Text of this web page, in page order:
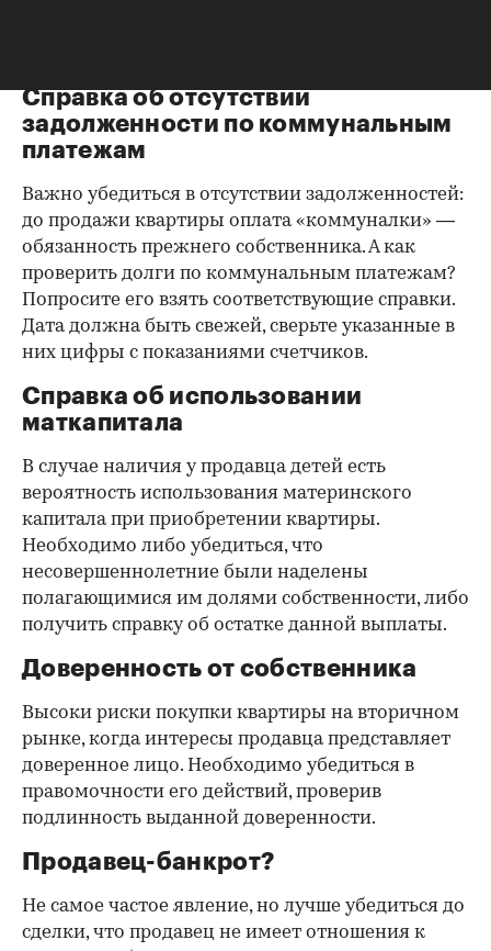
Справка об отсутствии
задолженности по коммунальным
платежам
Важно убедиться в отсутствии задолженностей:
до продажи квартиры оплата «коммуналки» —
обязанность прежнего собственника. А как
проверить долги по коммунальным платежам?
Попросите его взять соответствующие справки.
Дата должна быть свежей, сверьте указанные в
них цифры с показаниями счетчиков.
Справка об использовании
маткапитала
В случае наличия у продавца детей есть
вероятность использования материнского
капитала при приобретении квартиры.
Необходимо либо убедиться, что
несовершеннолетние были наделены
полагающимися им долями собственности, либо
получить справку об остатке данной выплаты.
Доверенность от собственника
Высоки риски покупки квартиры на вторичном
рынке, когда интересы продавца представляет
доверенное лицо. Необходимо убедиться в
правомочности его действий, проверив
подлинность выданной доверенности.
Продавец-банкрот?
Не самое частое явление, но лучше убедиться до
сделки, что продавец не имеет отношения к